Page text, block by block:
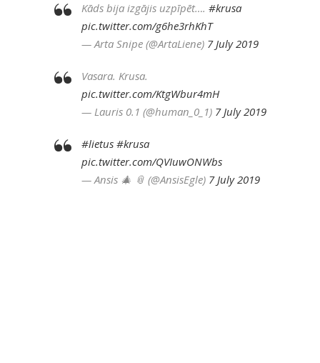
Kāds bija izgājis uzpīpēt…. #krusa
pic.twitter.com/g6he3rhKhT
— Arta Snipe (@ArtaLiene) 7 July 2019
Vasara. Krusa.
pic.twitter.com/KtgWbur4mH
— Lauris 0.1 (@human_0_1) 7 July 2019
#lietus #krusa
pic.twitter.com/QVIuwONWbs
— Ansis 🎄 📎 (@AnsisEgle) 7 July 2019